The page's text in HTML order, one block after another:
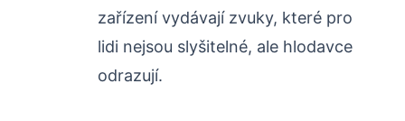
zařízení vydávají zvuky, které pro
lidi nejsou slyšitelné, ale​ hlodavce
odrazují.